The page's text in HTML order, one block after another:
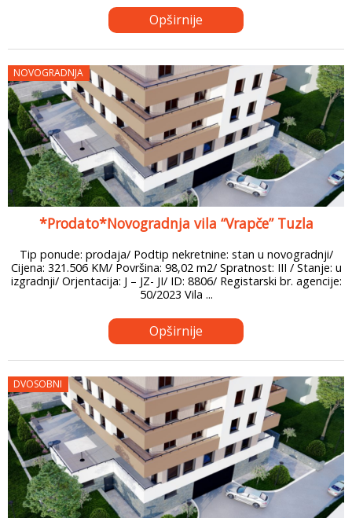
Opširnije
NOVOGRADNJA
*Prodato*Novogradnja vila “Vrapče” Tuzla
Tip ponude: prodaja/ Podtip nekretnine: stan u novogradnji/
Cijena: 321.506 KM/ Površina: 98,02 m2/ Spratnost: III / Stanje: u
izgradnji/ Orjentacija: J – JZ- JI/ ID: 8806/ Registarski br. agencije:
50/2023 Vila ...
Opširnije
DVOSOBNI